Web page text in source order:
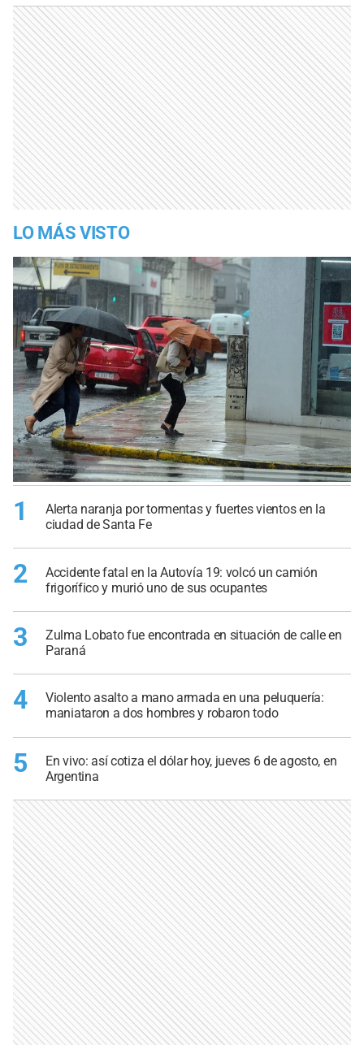
LO MÁS VISTO
1
Alerta naranja por tormentas y fuertes vientos en la
ciudad de Santa Fe
2
Accidente fatal en la Autovía 19: volcó un camión
frigorífico y murió uno de sus ocupantes
3
Zulma Lobato fue encontrada en situación de calle en
Paraná
4
Violento asalto a mano armada en una peluquería:
maniataron a dos hombres y robaron todo
5
En vivo: así cotiza el dólar hoy, jueves 6 de agosto, en
Argentina